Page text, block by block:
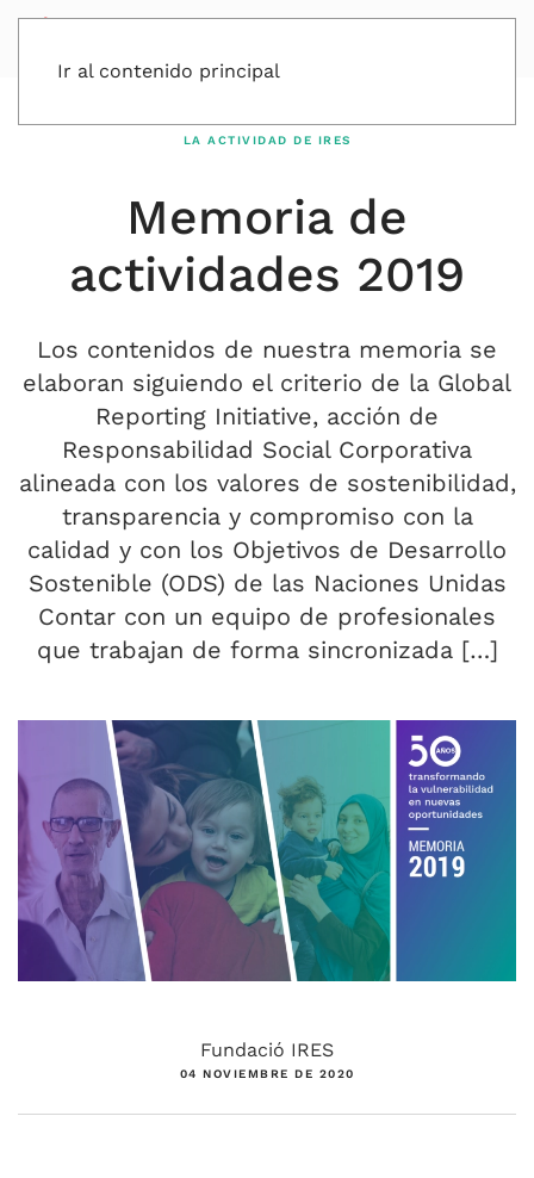
Ir al contenido principal
LA ACTIVIDAD DE IRES
Memoria de
actividades 2019
Los contenidos de nuestra memoria se
elaboran siguiendo el criterio de la Global
Reporting Initiative, acción de
Responsabilidad Social Corporativa
alineada con los valores de sostenibilidad,
transparencia y compromiso con la
calidad y con los Objetivos de Desarrollo
Sostenible (ODS) de las Naciones Unidas
Contar con un equipo de profesionales
que trabajan de forma sincronizada […]
Fundació IRES
04 NOVIEMBRE DE 2020